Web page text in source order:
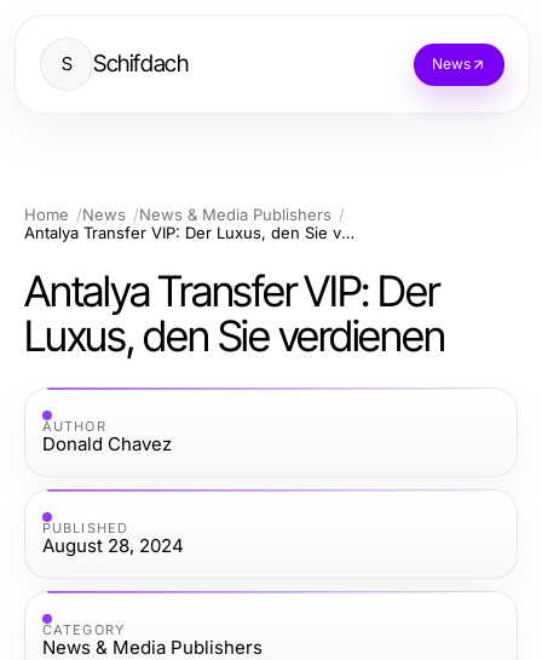
S Schifdach News
Home News
News & Media Publishers
Antalya Transfer VIP: Der Luxus, den Sie verdienen
Antalya Transfer VIP: Der
Luxus, den Sie verdienen
AUTHOR
Donald Chavez
PUBLISHED
August 28, 2024
CATEGORY
News & Media Publishers